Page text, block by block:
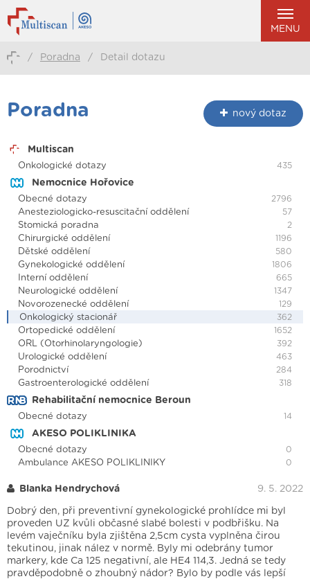
MENU
/ Poradna / Detail dotazu
Poradna nový dotaz
Multiscan
Onkologické dotazy 435
Nemocnice Hořovice
Obecné dotazy 2796
Anesteziologicko-resuscitační oddělení 57
Stomická poradna 2
Chirurgické oddělení 1196
Dětské oddělení 580
Gynekologické oddělení 1806
Interní oddělení 665
Neurologické oddělení 1347
Novorozenecké oddělení 129
Onkologický stacionář 362
Ortopedické oddělení 1652
ORL (Otorhinolaryngologie) 392
Urologické oddělení 463
Porodnictví 284
Gastroenterologické oddělení 318
Rehabilitační nemocnice Beroun
Obecné dotazy 14
AKESO POLIKLINIKA
Obecné dotazy 0
Ambulance AKESO POLIKLINIKY 0
Blanka Hendrychová 9. 5. 2022
Dobrý den, při preventivní gynekologické prohlídce mi byl
proveden UZ kvůli občasné slabé bolesti v podbřišku. Na
levém vaječníku byla zjištěna 2,5cm cysta vyplněna čirou
tekutinou, jinak nález v normě. Byly mi odebrány tumor
markery, kde Ca 125 negativní, ale HE4 114,3. Jedná se tedy
pravděpodobně o zhoubný nádor? Bylo by podle vás lepší